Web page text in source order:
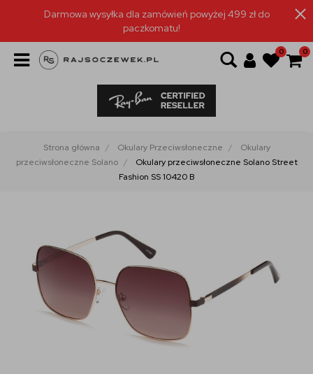
Darmowa wysyłka dla zamówień powyżej 499 zł do
paczkomatu!
0 0
Strona główna Okulary Przeciwsłoneczne
Okulary
przeciwsłoneczne Solano
Okulary przeciwsłoneczne Solano Street
Fashion SS 10420 B